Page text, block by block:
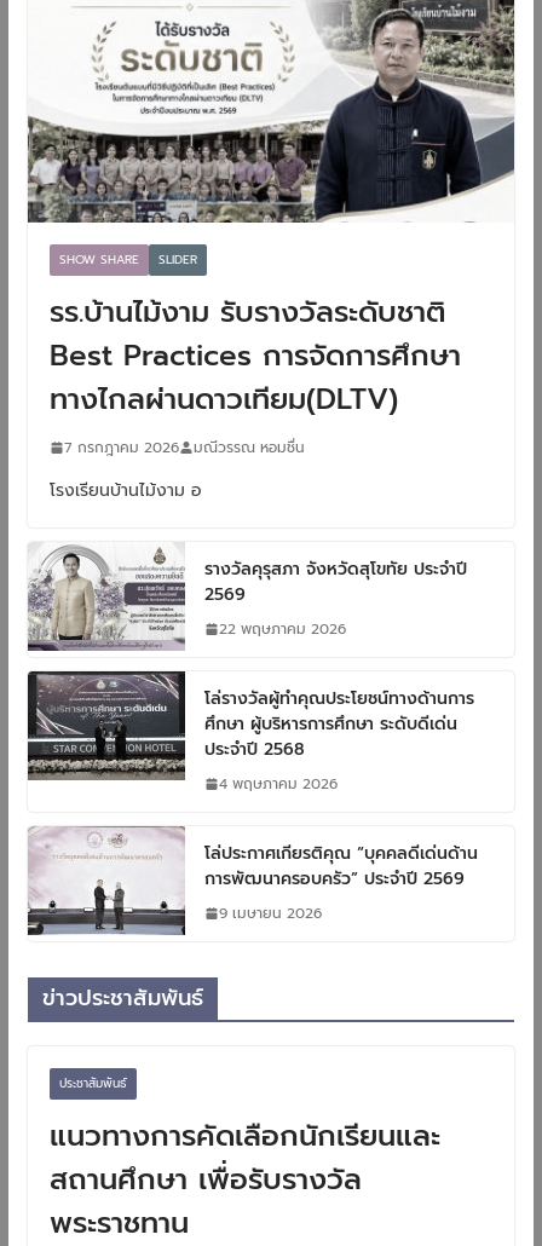
SHOW SHARE SLIDER
รร.บ้านไม้งาม รับรางวัลระดับชาติ
Best Practices การจัดการศึกษา
ทางไกลผ่านดาวเทียม(DLTV)
7 กรกฎาคม 2026 มณีวรรณ หอมชื่น
โรงเรียนบ้านไม้งาม อ
รางวัลคุรุสภา จังหวัดสุโขทัย ประจำปี
2569
22 พฤษภาคม 2026
โล่รางวัลผู้ทำคุณประโยชน์ทางด้านการ
ศึกษา ผู้บริหารการศึกษา ระดับดีเด่น
ประจำปี 2568
4 พฤษภาคม 2026
โล่ประกาศเกียรติคุณ “บุคคลดีเด่นด้าน
การพัฒนาครอบครัว” ประจำปี 2569
9 เมษายน 2026
ข่าวประชาสัมพันธ์
ประชาสัมพันธ์
แนวทางการคัดเลือกนักเรียนและ
สถานศึกษา เพื่อรับรางวัล
พระราชทาน